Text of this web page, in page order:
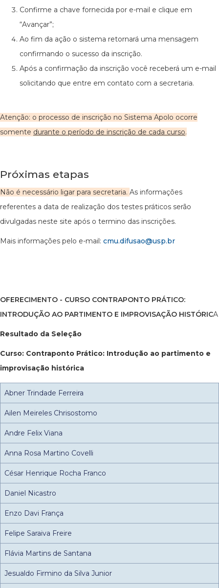
Confirme a chave fornecida por e-mail e clique em
“Avançar”;
Ao fim da ação o sistema retornará uma mensagem
confirmando o sucesso da inscrição.
Após a confirmação da inscrição você receberá um e-mail
solicitando que entre em contato com a secretaria.
Atenção: o processo de inscrição no Sistema Apolo ocorre
somente durante o período de inscrição de cada curso.
Próximas etapas
Não é necessário ligar para secretaria. As informações
referentes a data de realização dos testes práticos serão
divulgadas neste site após o termino das inscrições.
Mais informações pelo e-mail: cmu.difusao@usp.br
OFERECIMENTO - CURSO CONTRAPONTO PRÁTICO:
INTRODUÇÃO AO PARTIMENTO E IMPROVISAÇÃO HISTÓRICA
Resultado da Seleção
Curso: Contraponto Prático: Introdução ao partimento e
improvisação histórica
Abner Trindade Ferreira
Ailen Meireles Chrisostomo
Andre Felix Viana
Anna Rosa Martino Covelli
César Henrique Rocha Franco
Daniel Nicastro
Enzo Davi França
Felipe Saraiva Freire
Flávia Martins de Santana
Jesualdo Firmino da Silva Junior